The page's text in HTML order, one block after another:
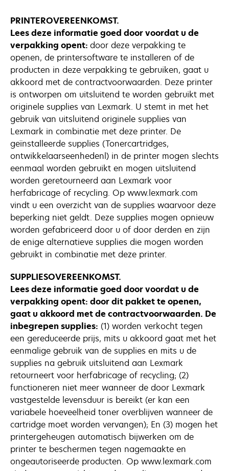
PRINTEROVEREENKOMST.
Lees deze informatie goed door voordat u de
verpakking opent: door deze verpakking te
openen, de printersoftware te installeren of de
producten in deze verpakking te gebruiken, gaat u
akkoord met de contractvoorwaarden. Deze printer
is ontworpen om uitsluitend te worden gebruikt met
originele supplies van Lexmark. U stemt in met het
gebruik van uitsluitend originele supplies van
Lexmark in combinatie met deze printer. De
geïnstalleerde supplies (Tonercartridges,
ontwikkelaarseenhedenl) in de printer mogen slechts
eenmaal worden gebruikt en mogen uitsluitend
worden geretourneerd aan Lexmark voor
herfabricage of recycling. Op www.lexmark.com
vindt u een overzicht van de supplies waarvoor deze
beperking niet geldt. Deze supplies mogen opnieuw
worden gefabriceerd door u of door derden en zijn
de enige alternatieve supplies die mogen worden
gebruikt in combinatie met deze printer.
SUPPLIESOVEREENKOMST.
Lees deze informatie goed door voordat u de
verpakking opent: door dit pakket te openen,
gaat u akkoord met de contractvoorwaarden. De
inbegrepen supplies: (1) worden verkocht tegen
een gereduceerde prijs, mits u akkoord gaat met het
eenmalige gebruik van de supplies en mits u de
supplies na gebruik uitsluitend aan Lexmark
retourneert voor herfabricage of recycling; (2)
functioneren niet meer wanneer de door Lexmark
vastgestelde levensduur is bereikt (er kan een
variabele hoeveelheid toner overblijven wanneer de
cartridge moet worden vervangen); En (3) mogen het
printergeheugen automatisch bijwerken om de
printer te beschermen tegen nagemaakte en
ongeautoriseerde producten. Op www.lexmark.com